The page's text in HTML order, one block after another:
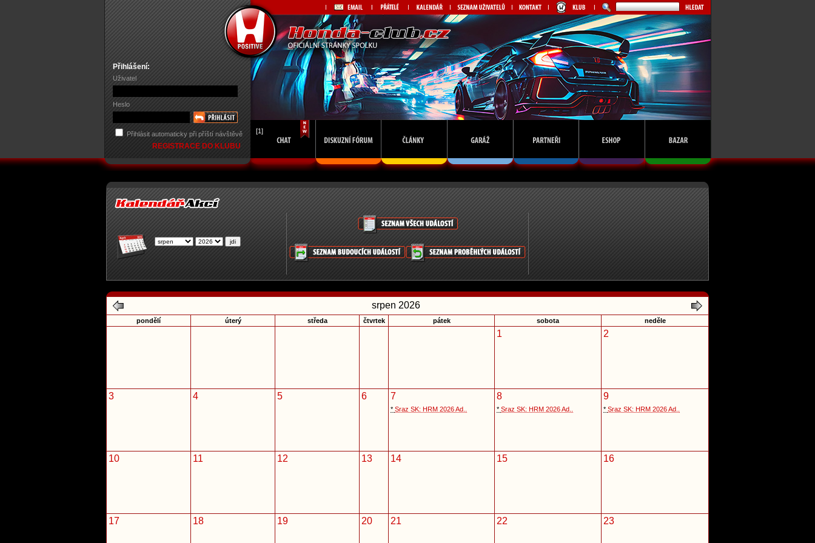
Přihlášení:
Uživatel
Heslo
Přihlásit automaticky při příští návštěvě
REGISTRACE DO KLUBU
[1]
srpen 2026
pondělí úterý středa čtvrtek pátek sobota neděle
1 2
3 4 5 6 7
* Sraz SK: HRM 2026 Ad..
8
* Sraz SK: HRM 2026 Ad..
9
* Sraz SK: HRM 2026 Ad..
10 11 12 13 14 15 16
17 18 19 20 21 22 23